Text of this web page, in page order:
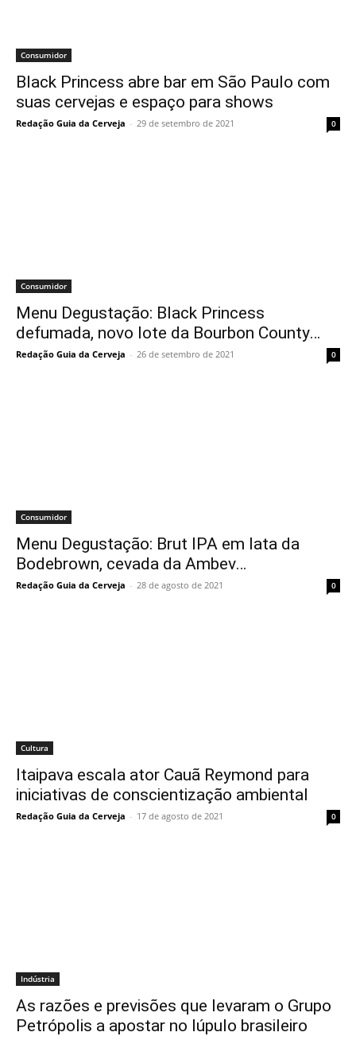
Consumidor
Black Princess abre bar em São Paulo com
suas cervejas e espaço para shows
Redação Guia da Cerveja - 29 de setembro de 2021 0
Consumidor
Menu Degustação: Black Princess
defumada, novo lote da Bourbon County…
Redação Guia da Cerveja - 26 de setembro de 2021 0
Consumidor
Menu Degustação: Brut IPA em lata da
Bodebrown, cevada da Ambev…
Redação Guia da Cerveja - 28 de agosto de 2021 0
Cultura
Itaipava escala ator Cauã Reymond para
iniciativas de conscientização ambiental
Redação Guia da Cerveja - 17 de agosto de 2021 0
Indústria
As razões e previsões que levaram o Grupo
Petrópolis a apostar no lúpulo brasileiro